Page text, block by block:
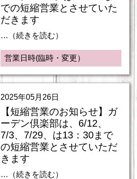
での短縮営業とさせていた
だきます
…（続きを読む）
営業日時(臨時・変更）
2025年05月26日
【短縮営業のお知らせ】ガ
ーデン倶楽部は、6/12、
7/3、7/29、は13：30まで
の短縮営業とさせていただ
きます
…（続きを読む）